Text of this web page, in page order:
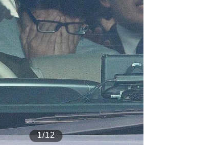
カー日本代表・森保一監督...
もっと見る
もっと見る
1/12